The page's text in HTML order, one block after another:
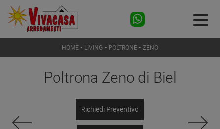
HOME - LIVING - POLTRONE - ZENO
Poltrona Zeno di Biel
Richiedi Preventivo